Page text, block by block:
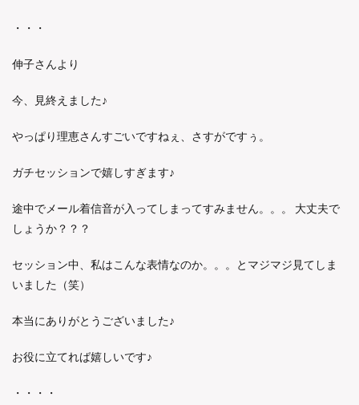
・・・
伸子さんより
今、見終えました♪
やっぱり理恵さんすごいですねぇ、さすがですぅ。
ガチセッションで嬉しすぎます♪
途中でメール着信音が入ってしまってすみません。。。 大丈夫で
しょうか？？？
セッション中、私はこんな表情なのか。。。とマジマジ見てしま
いました（笑）
本当にありがとうございました♪
お役に立てれば嬉しいです♪
・・・・